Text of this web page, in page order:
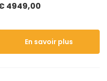
4949,00
En savoir plus